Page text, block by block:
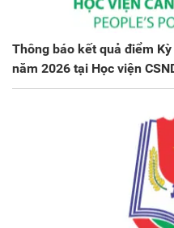
Thông báo kết quả điểm
năm 2026 tại Học viện